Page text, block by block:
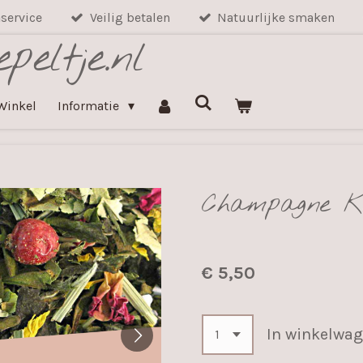
Veilig betalen Natuurlijke smaken
Informatie
Champagne
€ 5,50
In